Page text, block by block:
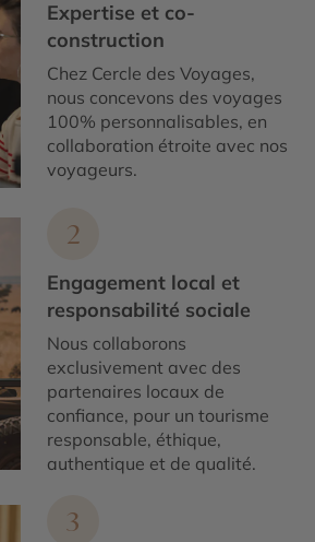
Expertise et co-
construction
Chez Cercle des Voyages,
nous concevons des voyages
100% personnalisables, en
collaboration étroite avec nos
voyageurs.
2
Engagement local et
responsabilité sociale
Nous collaborons
exclusivement avec des
partenaires locaux de
confiance, pour un tourisme
responsable, éthique,
authentique et de qualité.
3